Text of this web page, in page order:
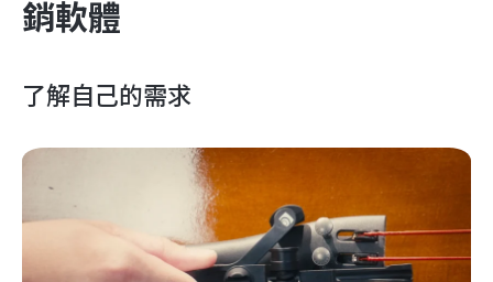
銷軟體
了解自己的需求